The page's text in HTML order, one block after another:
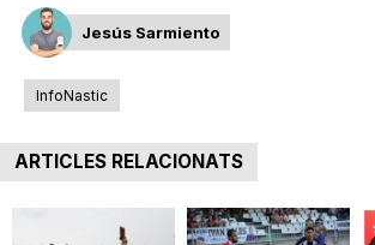
Jesús Sarmiento
InfoNastic
ARTICLES RELACIONATS